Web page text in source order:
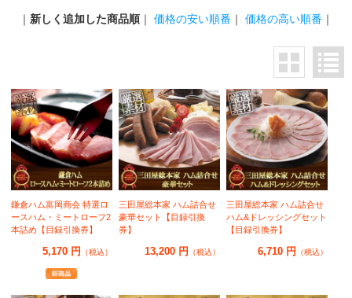
｜ 新しく追加した商品順 ｜ 価格の安い順番 ｜ 価格の高い順番 ｜
鎌倉ハム富岡商会 特選ロ
ースハム・ミートローフ2
本詰め【目録引換券】
5,170 円 （税込）
三田屋総本家 ハム詰合せ
豪華セット【目録引換
券】
13,200 円 （税込）
三田屋総本家 ハム詰合せ
ハム&ドレッシングセット
【目録引換券】
6,710 円 （税込）